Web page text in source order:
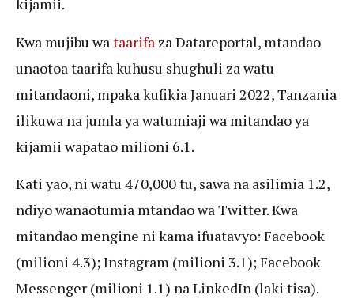
kijamii.
Kwa mujibu wa taarifa za Datareportal, mtandao
unaotoa taarifa kuhusu shughuli za watu
mitandaoni, mpaka kufikia Januari 2022, Tanzania
ilikuwa na jumla ya watumiaji wa mitandao ya
kijamii wapatao milioni 6.1.
Kati yao, ni watu 470,000 tu, sawa na asilimia 1.2,
ndiyo wanaotumia mtandao wa Twitter. Kwa
mitandao mengine ni kama ifuatavyo: Facebook
(milioni 4.3); Instagram (milioni 3.1); Facebook
Messenger (milioni 1.1) na LinkedIn (laki tisa).